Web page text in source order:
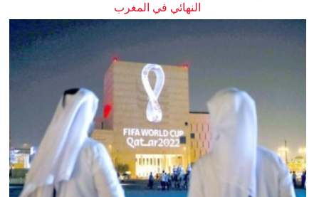
النهائي في المغرب